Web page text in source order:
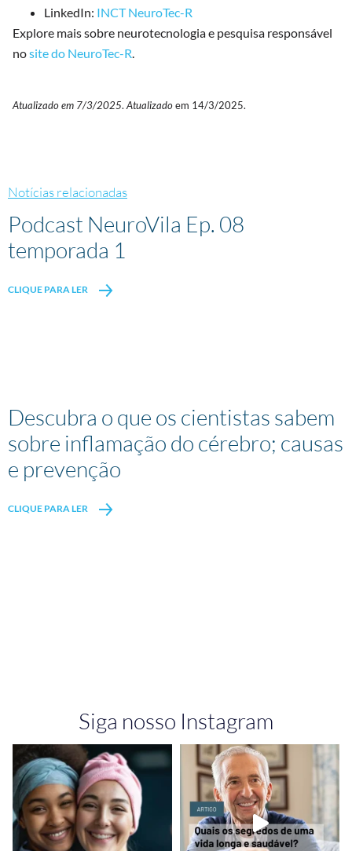
LinkedIn: INCT NeuroTec-R
Explore mais sobre neurotecnologia e pesquisa responsável
nosite do NeuroTec-R
Atualizado em 7/3/2025. Atualizadoem 14/3/2025.
Notícias relacionadas
Podcast NeuroVila Ep. 08
temporada 1
CLIQUE PARA LER
Descubra o que os cientistas sabem
sobre inflamação do cérebro; causas
e prevenção
CLIQUE PARA LER
Siga nosso Instagram